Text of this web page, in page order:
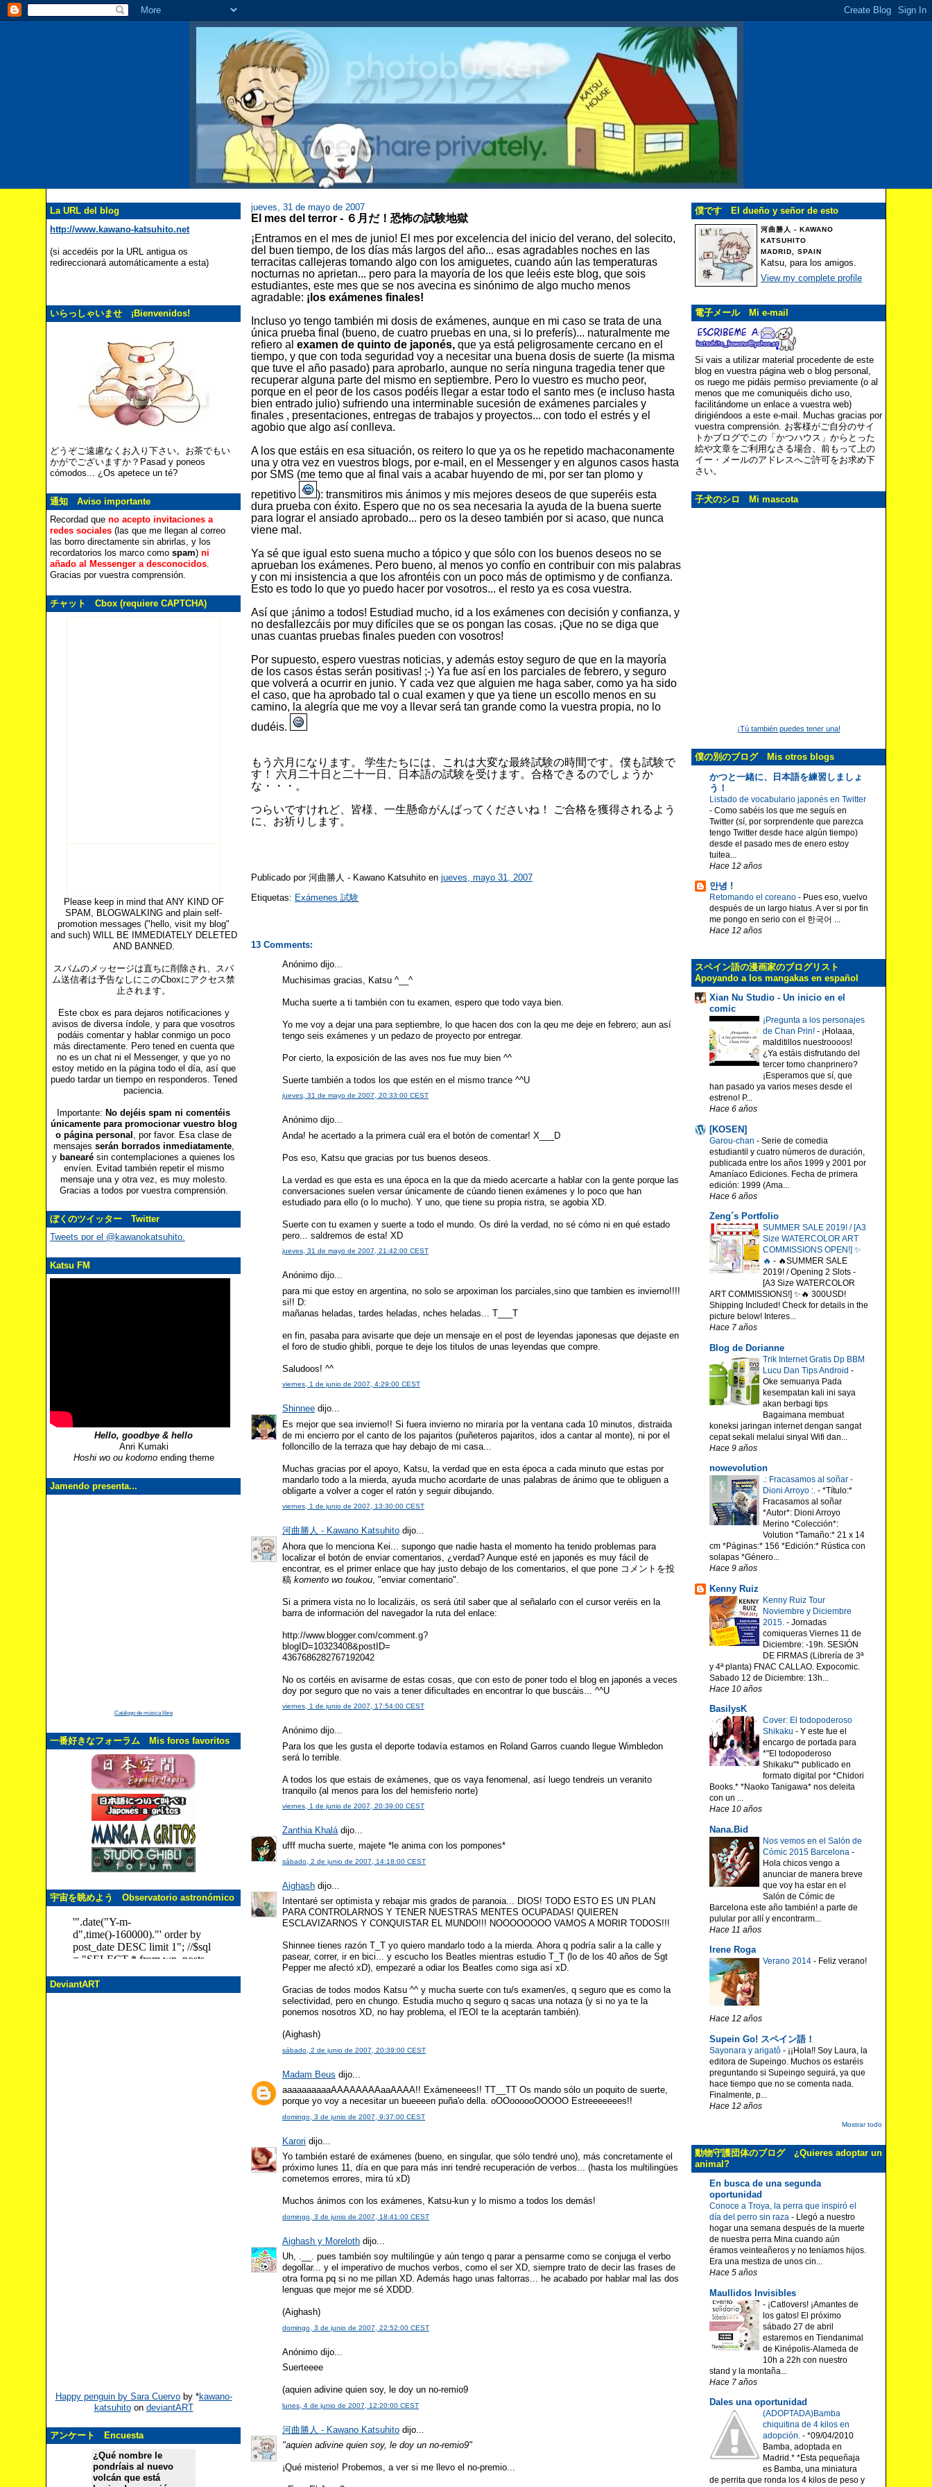
La URL del blog
http://www.kawano-katsuhito.net
(si accedéis por la URL antigua os
redireccionará automáticamente a esta)
いらっしゃいませ ¡Bienvenidos!
どうぞご遠慮なくお入り下さい。お茶でもい
かがでございますか？Pasad y poneos
cómodos... ¿Os apetece un té?
通知 Aviso importante
Recordad que no acepto invitaciones a
redes sociales (las que me llegan al correo
las borro directamente sin abrirlas, y los
recordatorios los marco como spam) ni
añado al Messenger a desconocidos.
Gracias por vuestra comprensión.
チャット Cbox (requiere CAPTCHA)
Please keep in mind that ANY KIND OF
SPAM, BLOGWALKING and plain self-
promotion messages ("hello, visit my blog"
and such) WILL BE IMMEDIATELY DELETED
AND BANNED.
スパムのメッセージは直ちに削除され、スパ
ム送信者は予告なしにこのCboxにアクセス禁
止されます。
Este cbox es para dejaros notificaciones y
avisos de diversa índole, y para que vosotros
podáis comentar y hablar conmigo un poco
más directamente. Pero tened en cuenta que
no es un chat ni el Messenger, y que yo no
estoy metido en la página todo el día, así que
puedo tardar un tiempo en responderos. Tened
paciencia.
Importante: No dejéis spam ni comentéis
únicamente para promocionar vuestro blog
o página personal
, por favor. Esa clase de
mensajes serán borrados inmediatamente,
y banearé sin contemplaciones a quienes los
envíen. Evitad también repetir el mismo
mensaje una y otra vez, es muy molesto.
Gracias a todos por vuestra comprensión.
ぼくのツイッター Twitter
Tweets por el @kawanokatsuhito.
Katsu FM
Hello, goodbye & hello
Anri Kumaki
Hoshi wo ou kodomoending theme
Jamendo presenta...
Catálogo de música libre
一番好きなフォーラム Mis foros favoritos
宇宙を眺めよう Observatorio astronómico
DeviantART
Happy penguin by Sara Cuervoby *kawano-
katsuhitoon deviantART
アンケート Encuesta
¿Qué nombre le
pondríais al nuevo
volcán que está
jueves, 31 de mayo de 2007
El mes del terror - ６月だ！恐怖の試験地獄
¡Entramos en el mes de junio! El mes por excelencia del inicio del verano, del solecito,
del buen tiempo, de los días más largos del año... esas agradables noches en las
terracitas callejeras tomando algo con los amiguetes, cuando aún las temperaturas
nocturnas no aprietan... pero para la mayoría de los que leéis este blog, que sois
estudiantes, este mes que se nos avecina es sinónimo de algo mucho menos
agradable: ¡los exámenes finales!
Incluso yo tengo también mi dosis de exámenes, aunque en mi caso se trata de una
única prueba final (bueno, de cuatro pruebas en una, si lo preferís)... naturalmente me
refiero al examen de quinto de japonés, que ya está peligrosamente cercano en el
tiempo, y que con toda seguridad voy a necesitar una buena dosis de suerte (la misma
que tuve el año pasado) para aprobarlo, aunque no sería ninguna tragedia tener que
recuperar alguna parte del mismo en septiembre. Pero lo vuestro es mucho peor,
porque en el peor de los casos podéis llegar a estar todo el santo mes (e incluso hasta
bien entrado julio) sufriendo una interminable sucesión de exámenes parciales y
finales , presentaciones, entregas de trabajos y proyectos... con todo el estrés y el
agobio que algo así conlleva.
A los que estáis en esa situación, os reitero lo que ya os he repetido machaconamente
una y otra vez en vuestros blogs, por e-mail, en el Messenger y en algunos casos hasta
por SMS (me temo que al final vais a acabar huyendo de mi, por ser tan plomo y
repetitivo
): transmitiros mis ánimos y mis mejores deseos de que superéis esta
dura prueba con éxito. Espero que no os sea necesaria la ayuda de la buena suerte
para lograr el ansiado aprobado... pero os la deseo también por si acaso, que nunca
viene mal.
Ya sé que igual esto suena mucho a tópico y que sólo con los buenos deseos no se
aprueban los exámenes. Pero bueno, al menos yo confío en contribuir con mis palabras
y con mi insistencia a que los afrontéis con un poco más de optimismo y de confianza.
Esto es todo lo que yo puedo hacer por vosotros... el resto ya es cosa vuestra.
Así que ¡ánimo a todos! Estudiad mucho, id a los exámenes con decisión y confianza, y
no desfallezcáis por muy difíciles que se os pongan las cosas. ¡Que no se diga que
unas cuantas pruebas finales pueden con vosotros!
Por supuesto, espero vuestras noticias, y además estoy seguro de que en la mayoría
de los casos éstas serán positivas! ;-) Ya fue así en los parciales de febrero, y seguro
que volverá a ocurrir en junio. Y cada vez que alguien me haga saber, como ya ha sido
el caso, que ha aprobado tal o cual examen y que ya tiene un escollo menos en su
camino, la alegría que me voy a llevar será tan grande como la vuestra propia, no lo
dudéis.
もう六月になります。 学生たちには、これは大変な最終試験の時間です。 僕も試験で
す！ 六月二十日と二十一日、日本語の試験を受けます。合格できるのでしょうか
な・・・。
つらいですけれど、皆様、一生懸命がんばってくださいね！ ご合格を獲得されるよう
に、お祈りします。
Publicado por 河曲勝人 - Kawano Katsuhito en jueves, mayo 31, 2007
Etiquetas: Exámenes 試験
13 Comments:
Anónimo dijo...
Muchisimas gracias, Katsu ^__^
Mucha suerte a ti también con tu examen, espero que todo vaya bien.
Yo me voy a dejar una para septiembre, lo que hacen dos con la qeu me deje en febrero; aun así
tengo seis exámenes y un pedazo de proyecto por entregar.
Por cierto, la exposición de las aves nos fue muy bien ^^
Suerte también a todos los que estén en el mismo trance ^^U
jueves, 31 de mayo de 2007, 20:33:00 CEST
Anónimo dijo...
Anda! he acertado a la primera cuál era el botón de comentar! X___D
Pos eso, Katsu que gracias por tus buenos deseos.
La verdad es que esta es una época en la que da miedo acercarte a hablar con la gente porque las
conversaciones suelen versar únicamente de cúando tienen exámenes y lo poco que han
estudiado para ello (o lo mucho). Y uno, que tiene su propia ristra, se agobia XD.
Suerte con tu examen y suerte a todo el mundo. Os diré la verdad, no sé cómo ni en qué estado
pero... saldremos de esta! XD
jueves, 31 de mayo de 2007, 21:42:00 CEST
Anónimo dijo...
para mi que estoy en argentina, no solo se arpoximan los parciales,sino que tambien es invierno!!!!
si!! D:
mañanas heladas, tardes heladas, nches heladas... T___T
en fin, pasaba para avisarte que deje un mensaje en el post de leyendas japonesas que dejaste en
el foro de studio ghibli, porque te deje los titulos de unas leyendas que compre.
Saludoos! ^^
viernes, 1 de junio de 2007, 4:29:00 CEST
Shinnee dijo...
Es mejor que sea invierno!! Si fuera invierno no miraría por la ventana cada 10 minutos, distraida
de mi encierro por el canto de los pajaritos (puñeteros pajaritos, idos a cantar al monte), ni por el
folloncillo de la terraza que hay debajo de mi casa...
Muchas gracias por el apoyo, Katsu, la verdad que en esta época a cada minuto que estas por
mandarlo todo a la mierda, ayuda mucho acordarte de unas palabras de ánimo que te obliguen a
obligarte a volver a coger el ratón y seguir dibujando.
viernes, 1 de junio de 2007, 13:30:00 CEST
河曲勝人 - Kawano Katsuhito dijo...
Ahora que lo menciona Kei... supongo que nadie hasta el momento ha tenido problemas para
localizar el botón de enviar comentarios, ¿verdad? Aunque esté en japonés es muy fácil de
encontrar, es el primer enlace que hay justo debajo de los comentarios, el que pone コメントを投
稿 komento wo toukou , "enviar comentario".
Si a primera vista no lo localizáis, os será útil saber que al señalarlo con el cursor veréis en la
barra de información del navegador la ruta del enlace:
http://www.blogger.com/comment.g?
blogID=10323408&postID=
4367686282767192042
No os cortéis en avisarme de estas cosas, que con esto de poner todo el blog en japonés a veces
doy por seguro que no vais a tener dificultades en encontrar lo que buscáis... ^^U
viernes, 1 de junio de 2007, 17:54:00 CEST
Anónimo dijo...
Para los que les gusta el deporte todavía estamos en Roland Garros cuando llegue Wimbledon
será lo terrible.
A todos los que estais de exámenes, que os vaya fenomenal, así luego tendreis un veranito
tranquilo (al menos para los del hemisferio norte)
viernes, 1 de junio de 2007, 20:39:00 CEST
Zanthia Khalá dijo...
ufff mucha suerte, majete *le anima con los pompones*
sábado, 2 de junio de 2007, 14:18:00 CEST
Aighash dijo...
Intentaré ser optimista y rebajar mis grados de paranoia... DIOS! TODO ESTO ES UN PLAN
PARA CONTROLARNOS Y TENER NUESTRAS MENTES OCUPADAS! QUIEREN
ESCLAVIZARNOS Y CONQUISTAR EL MUNDO!!! NOOOOOOOO VAMOS A MORIR TODOS!!!
Shinnee tienes razón T_T yo quiero mandarlo todo a la mierda. Ahora q podría salir a la calle y
pasear, correr, ir en bici... y escucho los Beatles mientras estudio T_T (lo de los 40 años de Sgt
Pepper me afectó xD), empezaré a odiar los Beatles como siga así xD.
Gracias de todos modos Katsu ^^ y mucha suerte con tu/s examen/es, q seguro que es como la
selectividad, pero en chungo. Estudia mucho q seguro q sacas una notaza (y si no ya te la
ponemos nosotros XD, no hay problema, el l'EOI te la aceptarán también).
(Aighash)
sábado, 2 de junio de 2007, 20:39:00 CEST
Madam Beus dijo...
aaaaaaaaaaAAAAAAAAaaAAAA!! Exámeneees!! TT__TT Os mando sólo un poquito de suerte,
porque yo voy a necesitar un bueeeen puña'o della. oOOoooooOOOOO Estreeeeeees!!
domingo, 3 de junio de 2007, 9:37:00 CEST
Karori dijo...
Yo también estaré de exámenes (bueno, en singular, que sólo tendré uno), más concretamente el
próximo lunes 11, día en que para más inri tendré recuperación de verbos... (hasta los multilingües
cometemos errores, mira tú xD)
Muchos ánimos con los exámenes, Katsu-kun y lo mismo a todos los demás!
domingo, 3 de junio de 2007, 18:41:00 CEST
Aighash y Moreloth dijo...
Uh, .__. pues también soy multilingüe y aún tengo q parar a pensarme como se conjuga el verbo
degollar... y el imperativo de muchos verbos, como el ser XD, siempre trato de decir las frases de
otra forma pq si no me pillan XD. Además hago unas faltorras... he acabado por hablar mal las dos
lenguas que mejor me sé XDDD.
(Aighash)
domingo, 3 de junio de 2007, 22:52:00 CEST
Anónimo dijo...
Suerteeee
(aquien adivine quien soy, le doy un no-remio9
lunes, 4 de junio de 2007, 12:20:00 CEST
河曲勝人 - Kawano Katsuhito dijo...
"aquien adivine quien soy, le doy un no-remio9"
¡Qué misterio! Probemos, a ver si me llevo el no-premio...
僕です El dueño y señor de esto
河曲勝人 - KAWANO
KATSUHITO
MADRID, SPAIN
Katsu, para los amigos.
View my complete profile
電子メール Mi e-mail
Si vais a utilizar material procedente de este
blog en vuestra página web o blog personal,
os ruego me pidáis permiso previamente (o al
menos que me comuniquéis dicho uso,
facilitándome un enlace a vuestra web)
dirigiéndoos a este e-mail. Muchas gracias por
vuestra comprensión. お客様がご自分のサイ
トかブログでこの「かつハウス」からとった
絵や文章をご利用なさる場合、前もって上の
イー・メールのアドレスへご許可をお求め下
さい。
子犬のシロ Mi mascota
¡Tú también puedes tener una!
僕の別のブログ Mis otros blogs
かつと一緒に、日本語を練習しましょ
う！
Listado de vocabulario japonés en Twitter
- Como sabéis los que me seguís en
Twitter (sí, por sorprendente que parezca
tengo Twitter desde hace algún tiempo)
desde el pasado mes de enero estoy
tuitea...
Hace 12 años
안녕 !
Retomando el coreano - Pues eso, vuelvo
después de un largo hiatus. A ver si por fin
me pongo en serio con el 한국어 ...
Hace 12 años
スペイン語の漫画家のブログリスト
Apoyando a los mangakas en español
Xian Nu Studio - Un inicio en el
comic
¡Pregunta a los personajes
de Chan Prin! - ¡Holaaa,
malditillos nuestroooos!
¿Ya estáis disfrutando del
tercer tomo chanprinero?
¡Esperamos que sí, que
han pasado ya varios meses desde el
estreno! P...
Hace 6 años
[KOSEN]
Garou-chan - Serie de comedia
estudiantil y cuatro números de duración,
publicada entre los años 1999 y 2001 por
Amaníaco Ediciones. Fecha de primera
edición: 1999 (Ama...
Hace 6 años
Zeng´s Portfolio
SUMMER SALE 2019! / [A3
Size WATERCOLOR ART
COMMISSIONS OPEN!] ✨
🔥 - 🔥SUMMER SALE
2019! / Opening 2 Slots -
[A3 Size WATERCOLOR
ART COMMISSIONS!] ✨🔥 300USD!
Shipping Included! Check for details in the
picture below! Interes...
Hace 7 años
Blog de Dorianne
Trik Internet Gratis Dp BBM
Lucu Dan Tips Android -
Oke semuanya Pada
kesempatan kali ini saya
akan berbagi tips
Bagaimana membuat
koneksi jaringan internet dengan sangat
cepat sekali melalui sinyal Wifi dan...
Hace 9 años
nowevolution
.: Fracasamos al soñar -
Dioni Arroyo :. - *Título:*
Fracasamos al soñar
*Autor*: Dioni Arroyo
Merino *Colección*:
Volution *Tamaño:* 21 x 14
cm *Páginas:* 156 *Edición:* Rústica con
solapas *Género...
Hace 9 años
Kenny Ruiz
Kenny Ruiz Tour
Noviembre y Diciembre
2015. - Jornadas
comiqueras Viernes 11 de
Diciembre: -19h. SESIÓN
DE FIRMAS (Librería de 3ª
y 4ª planta) FNAC CALLAO. Expocomic.
Sabado 12 de Diciembre: 13h...
Hace 10 años
BasilysK
Cover: El todopoderoso
Shikaku - Y este fue el
encargo de portada para
*"El todopoderoso
Shikaku"* publicado en
formato digital por *Chidori
Books.* *Naoko Tanigawa* nos deleita
con un ...
Hace 10 años
Nana.Bid
Nos vemos en el Salón de
Cómic 2015 Barcelona -
Hola chicos vengo a
anunciar de manera breve
que voy ha estar en el
Salón de Cómic de
Barcelona este año también! a parte de
pulular por allí y encontrarm...
Hace 11 años
Irene Roga
Verano 2014 - Feliz verano!
Hace 12 años
Supein Go! スペイン語！
Sayonara y arigatô - ¡¡Hola!! Soy Laura, la
editora de Supeingo. Muchos os estaréis
preguntando si Supeingo seguirá, ya que
hace tiempo que no se comenta nada.
Finalmente, p...
Hace 12 años
Mostrar todo
動物守護団体のブログ ¿Quieres adoptar un
animal?
En busca de una segunda
oportunidad
Conoce a Troya, la perra que inspiró el
día del perro sin raza - Llegó a nuestro
hogar una semana después de la muerte
de nuestra perra Mina cuando aún
éramos veinteañeros y no teníamos hijos.
Era una mestiza de unos cin...
Hace 5 años
Maullidos Invisibles
- ¡Catlovers! ¡Amantes de
los gatos! El próximo
sábado 27 de abril
estaremos en Tiendanimal
de Kinépolis-Alameda de
10h a 22h con nuestro
stand y la montaña...
Hace 7 años
Dales una oportunidad
(ADOPTADA)Bamba
chiquitina de 4 kilos en
adopción. - *09/04/2010
Bamba, adoptada en
Madrid.* *Esta pequeñaja
es Bamba, una miniatura
de perrita que ronda los 4 kilos de peso y